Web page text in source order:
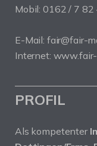
Mobil: 0162 / 7 82
E-Mail: fair@fair-
Internet:
PROFIL
Als kompetenter